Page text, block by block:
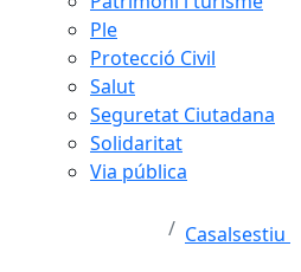
Ple
Protecció Civil
Salut
Seguretat Ciutadana
Solidaritat
Via pública
Casalsestiu